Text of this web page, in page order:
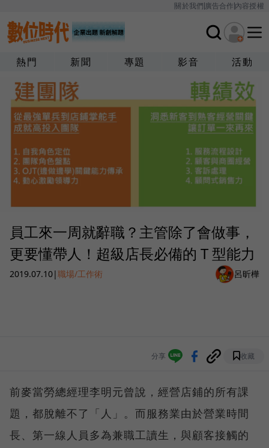
關於我們廣告合作內容授權
熱門 新聞 專題 影音 活動
員工來一周就辭職？主管除了會做事，
更要懂帶人！超級店長必備的 T 型能力
2019.07.10|職場/工作術 呂昕樺
分享 收藏
前麥當勞總經理李明元曾說，經營店鋪的所有課
題，都脫離不了「人」。而服務業由於營業時間
長、第一線人員多為兼職工讀生，與顧客接觸的